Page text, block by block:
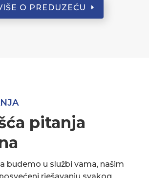
O PREDUZEĆU
pitanja
budemo u službi vama, našim